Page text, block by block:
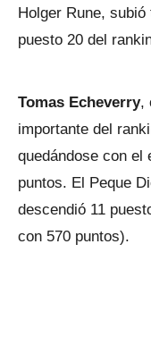
Holger Rune,
puesto 20 del
Tomas Echeverry,
importante del
quedándose con el
puntos. El Peque
descendió 11
con 570 puntos).